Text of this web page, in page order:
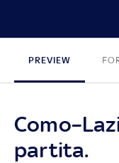
PREVIEW
partita.